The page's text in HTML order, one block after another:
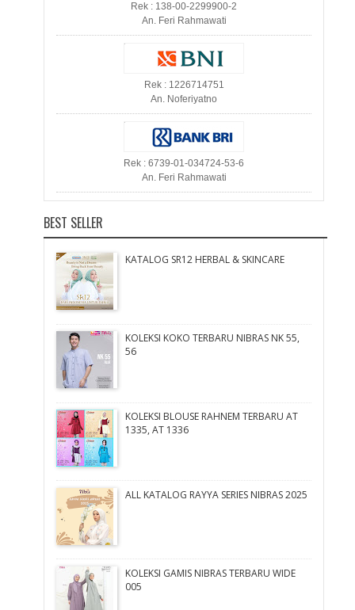
Rek : 138-00-2299900-2
An. Feri Rahmawati
Rek : 1226714751
An. Noferiyatno
Rek : 6739-01-034724-53-6
An. Feri Rahmawati
BEST SELLER
KATALOG SR12 HERBAL & SKINCARE
KOLEKSI KOKO TERBARU NIBRAS NK 55,
56
KOLEKSI BLOUSE RAHNEM TERBARU AT
1335, AT 1336
ALL KATALOG RAYYA SERIES NIBRAS 2025
KOLEKSI GAMIS NIBRAS TERBARU WIDE
005